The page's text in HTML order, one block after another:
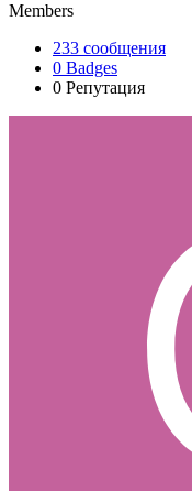
Members
233 сообщения
0 Badges
0 Репутация